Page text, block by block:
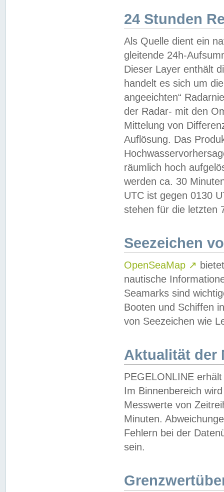
24 Stunden
Als Quelle dient ein
gleitende 24h-
Dieser Layer enthält
handelt es sich um
angeeichten“
der Radar- mit den
Mittelung von
Auflösung. Das
räumlich hoch
werden ca. 30
UTC ist gegen 0130
stehen für die letzten
Seezeichen
OpenSeaMap ↗
nautische
Seamarks sind
Booten und Schiffen
von Seezeichen wie
Aktualität der
PEGELONLINE
Im Binnenbereich
Messwerte von
Minuten.
Fehlern bei der
sein.